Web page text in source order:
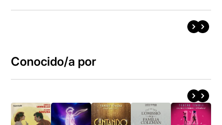
Conocido/a por